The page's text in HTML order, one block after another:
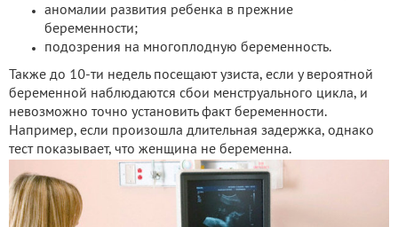
аномалии развития ребенка в прежние
беременности;
подозрения на многоплодную беременность.
Также до 10-ти недель посещают узиста, если у вероятной
беременной наблюдаются сбои менструального цикла, и
невозможно точно установить факт беременности.
Например, если произошла длительная задержка, однако
тест показывает, что женщина не беременна.